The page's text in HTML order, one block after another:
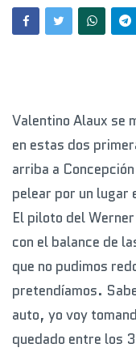
Valentino Alaux se
en estas dos
arriba a
pelear por un lugar
El piloto del
con el balance de
que no pudimos
pretendíamos.
auto, yo voy
quedado entre los